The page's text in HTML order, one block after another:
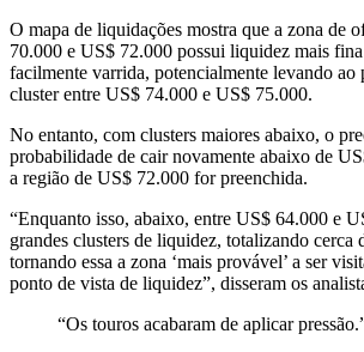
O mapa de liquidações mostra que a zona de
70.000 e US$ 72.000 possui liquidez mais
facilmente varrida, potencialmente levando ao
cluster entre US$ 74.000 e US$ 75.000.
No entanto, com clusters maiores abaixo, o
probabilidade de cair novamente abaixo de
a região de US$ 72.000 for preenchida.
“Enquanto isso, abaixo, entre US$ 64.000 e
grandes clusters de liquidez, totalizando cerca
tornando essa a zona ‘mais provável’ a ser
ponto de vista de liquidez”, disseram os
“Os touros acabaram de aplicar